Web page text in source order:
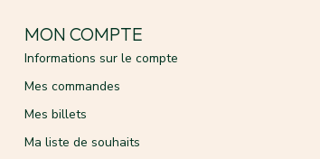
MON COMPTE
Informations sur le compte
Mes commandes
Mes billets
Ma liste de souhaits